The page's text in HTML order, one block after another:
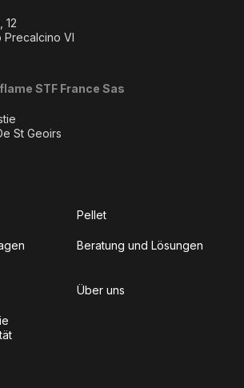
12
VI
STF France Sas
St Geoirs
Pellet
Beratung und Lösungen
Über uns